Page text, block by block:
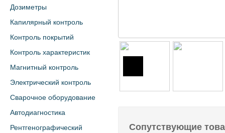
Дозиметры
Капилярный контроль
Контроль покрытий
Контроль характеристик
Магнитный контроль
Электрический контроль
Сварочное оборудование
Автодиагностика
Рентгенографический
Сопутствующие